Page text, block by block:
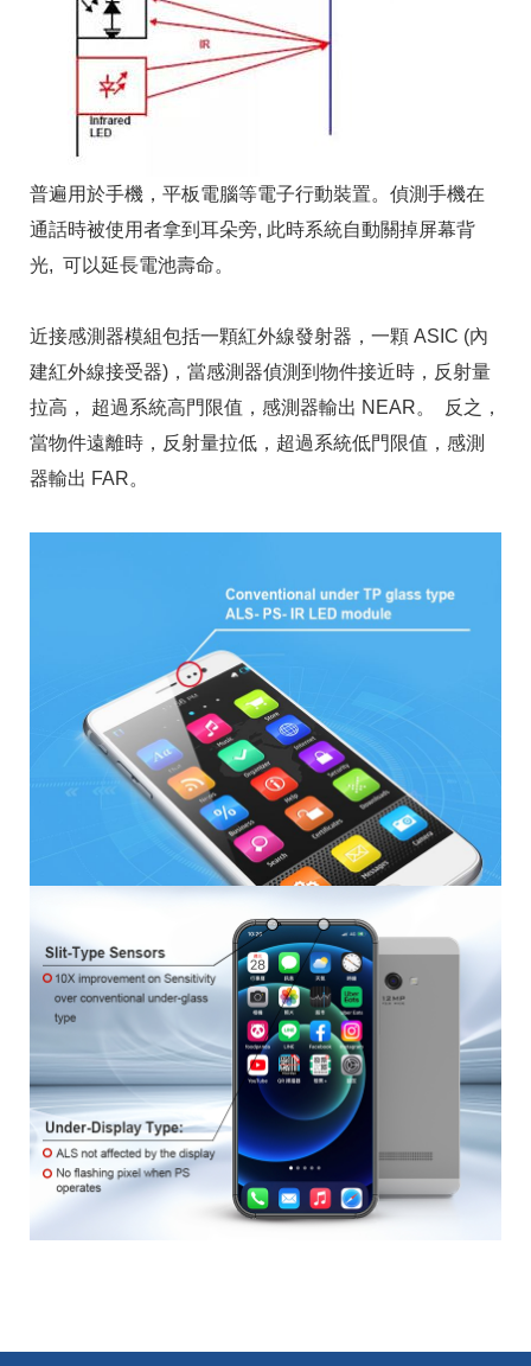
普遍用於手機，平板電腦等電子行動裝置。偵測手機在
通話時被使用者拿到耳朵旁, 此時系統自動關掉屏幕背
光, 可以延長電池壽命。
近接感測器模組包括一顆紅外線發射器，一顆 ASIC (內
建紅外線接受器)，當感測器偵測到物件接近時，反射量
拉高， 超過系統高門限值，感測器輸出 NEAR。 反之，
當物件遠離時，反射量拉低，超過系統低門限值，感測
器輸出 FAR。